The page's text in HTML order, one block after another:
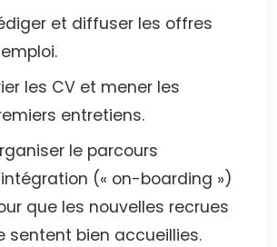
et diffuser les offres
les CV et mener les
entretiens.
le parcours
(« on-boarding »)
que les nouvelles recrues
sentent bien accueillies.